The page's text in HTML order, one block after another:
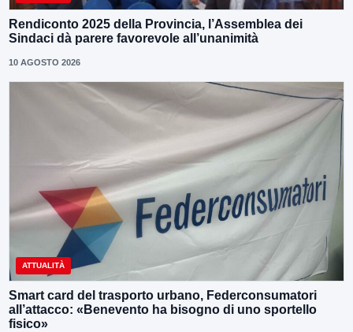
Rendiconto 2025 della Provincia, l’Assemblea dei
Sindaci dà parere favorevole all’unanimità
10 AGOSTO 2026
ATTUALITÀ
Smart card del trasporto urbano, Federconsumatori
all’attacco: «Benevento ha bisogno di uno sportello
fisico»